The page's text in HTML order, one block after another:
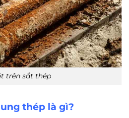
trên sắt thép
thép là gì?